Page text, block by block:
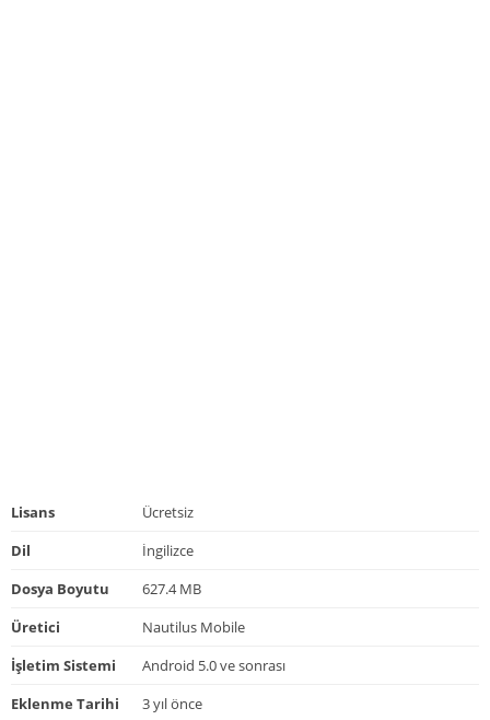
Lisans
Ücretsiz
Dil
İngilizce
Dosya Boyutu
627.4 MB
Üretici
Nautilus Mobile
İşletim Sistemi
Android 5.0 ve sonrası
Eklenme Tarihi
3 yıl önce